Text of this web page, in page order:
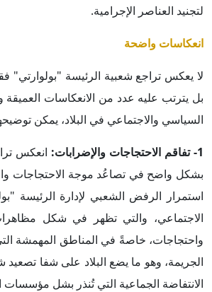
لتجنيد العناصر الإجرامية.
انعكاسات واضحة
لا يعكس تراجع شعبية الرئيسة "بولوارتي"
بل يترتب عليه عدد من الانعكاسات العميقة
السياسي والاجتماعي في البلاد، يمكن
1- تفاقم الاحتجاجات والإضرابات:
انعكس
بشكل واضح في تصاعُد موجة الاحتجاجات
استمرار الرفض الشعبي لإدارة الرئيسة
الاجتماعي، والتي تظهر في شكل
واحتجاجات، خاصةً في المناطق المهمشة
الجريمة، وهو ما يضع البلاد على شفا
الانتفاضة الجماعية التي تُنذر بشل مؤسسات